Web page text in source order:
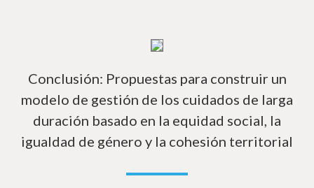
Conclusión: Propuestas para construir un
modelo de gestión de los cuidados de larga
duración basado en la equidad social, la
igualdad de género y la cohesión territorial